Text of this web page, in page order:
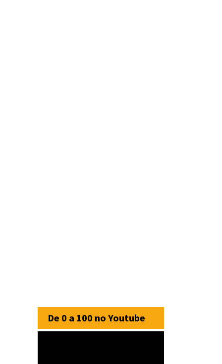
De 0 a 100 no Youtube